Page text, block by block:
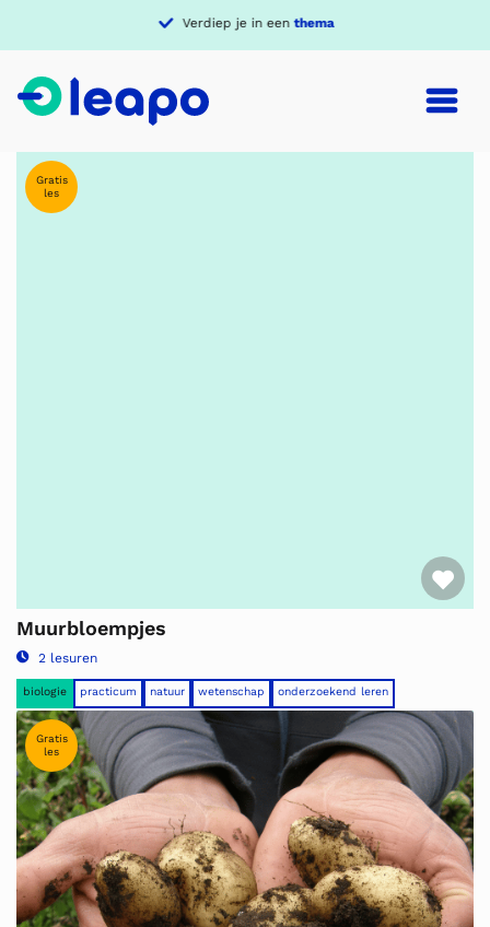
Verdiep je in een thema
Gratis
les
Muurbloempjes
2 lesuren
biologie practicum natuur wetenschap onderzoekend leren
Gratis
les